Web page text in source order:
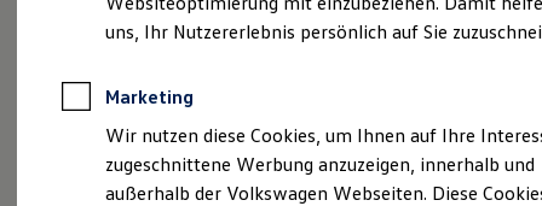
Großkunden
Behörden
Anpfiff zum Gewinn
Elektroautos
ID. Tutorials
Elektrofahrzeugkonzepte
uns, Ihr Nutzererlebnis persönlich auf Sie
Marketing
Wir nutzen diese Cookies, um Ihnen auf Ihre
zugeschnittene Werbung anzuzeigen, innerhalb und
außerhalb der Volkswagen Webseiten. Diese